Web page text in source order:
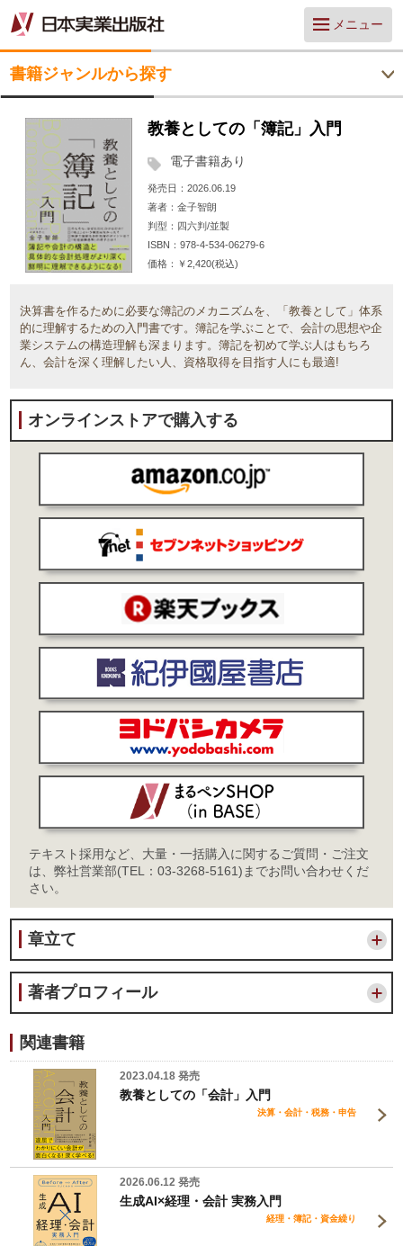
メニュー
書籍ジャンルから探す
教養としての「簿記」入門
電子書籍あり
発売日
2026.06.19
著者
金子智朗
判型
四六判/並製
ISBN
978-4-534-06279-6
価格
￥2,420(税込)
決算書を作るために必要な簿記のメカニズムを、「教養として」体系
的に理解するための入門書です。簿記を学ぶことで、会計の思想や企
業システムの構造理解も深まります。簿記を初めて学ぶ人はもちろ
ん、会計を深く理解したい人、資格取得を目指す人にも最適!
オンラインストアで購入する
テキスト採用など、大量・一括購入に関するご質問・ご注文
は、弊社営業部(TEL：03-3268-5161)までお問い合わせくだ
さい。
章立て
著者プロフィール
関連書籍
2023.04.18 発売
教養としての「会計」入門
決算・会計・税務・申告
2026.06.12 発売
生成AI×経理・会計 実務入門
経理・簿記・資金繰り